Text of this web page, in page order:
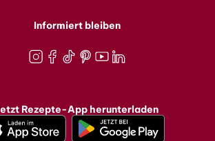
Informiert bleiben
Rezepte-App herunterladen